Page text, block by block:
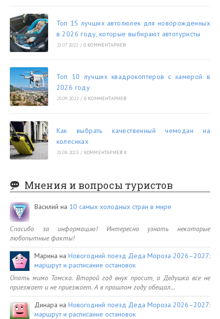
Топ 15 лучших автолюлек для новорожденных
в 2026 году, которые выбирают автотуристы
21.07.2022 / 0 КОММЕНТАРИЕВ
Топ 10 лучших квадрокоптеров с камерой в
2026 году
25.09.2022 / 0 КОММЕНТАРИЕВ
Как выбрать качественный чемодан на
колесиках
21.08.2015 / КОММЕНТАРИЕВ 8
Мнения и вопросы туристов
Василий на 10 самых холодных стран в мире
Спасибо за информацию! Интересно узнать некоторые
любопытные факты!
Марина наНовогодний поезд Деда Мороза 2026–2027:
маршрут и расписание остановок
Опять мимо Томска. Второй год внук просит, а Дедушка все не
приезжает и не приезжает. А в прошлом году обещал…
Динара наНовогодний поезд Деда Мороза 2026–2027:
маршрут и расписание остановок